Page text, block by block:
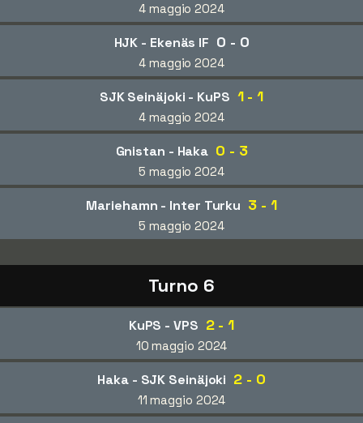
4 maggio 2024
HJK - Ekenäs IF 0 - 0
4 maggio 2024
SJK Seinäjoki - KuPS 1 - 1
4 maggio 2024
Gnistan - Haka 0 - 3
5 maggio 2024
Mariehamn - Inter Turku 3 - 1
5 maggio 2024
Turno 6
KuPS - VPS 2 - 1
10 maggio 2024
Haka - SJK Seinäjoki 2 - 0
11 maggio 2024